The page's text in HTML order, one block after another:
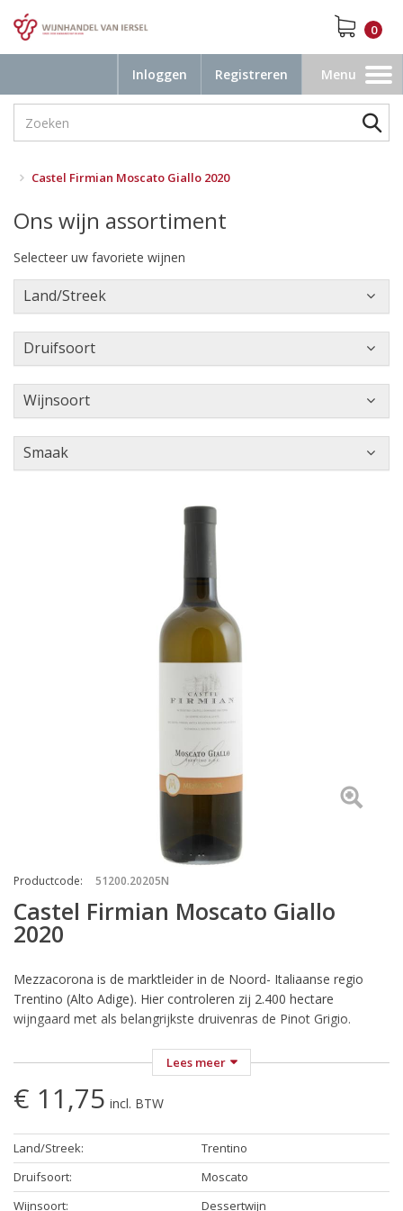
0
Inloggen Registreren
Toggle
navigation
Menu
Castel Firmian Moscato Giallo 2020
Ons wijn assortiment
Selecteer uw favoriete wijnen
Land/Streek
Druifsoort
Wijnsoort
Smaak
Productcode: 51200.20205N
Castel Firmian Moscato Giallo
2020
Mezzacorona is de marktleider in de Noord- Italiaanse regio
Trentino (Alto Adige). Hier controleren zij 2.400 hectare
wijngaard met als belangrijkste druivenras de Pinot Grigio.
MezzaCorona, bestaat al sinds 1904 en is een van de allereerste
coöperaties in Italië. Tegenwoordig staat de naam
MezzaCorona voor een groep wijnbedrijven van het hoge
noorden tot het diepe zuiden van Italië. Wie MezzaCorona zegt,
zegt niettemin onmiddellijk Trentino. En omgekeerd.
MezzaCorona controleert daar en in het aangrenzende Alto
Adige zo'n 2.400 hectare wijngaarden. Trentino ligt in het
noorden van Italië tussen Verona en de Alpen waar de wijnbouw
Lees meer
€ 11,75 incl. BTW
Land/Streek:
Trentino
Druifsoort:
Moscato
Wijnsoort:
Dessertwijn